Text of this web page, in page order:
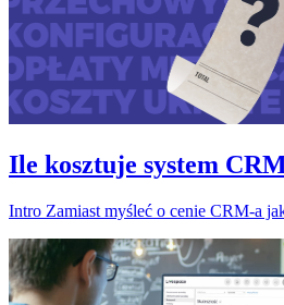
Ile kosztuje system
Intro Zamiast myśleć o cenie CRM-a